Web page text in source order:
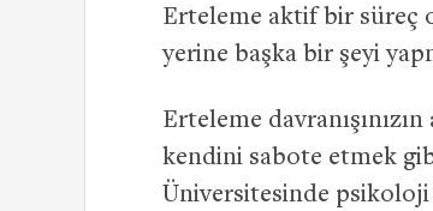
Erteleme aktif bir süreç
yerine başka bir şeyi
Erteleme
kendini sabote etmek
Üniversitesinde